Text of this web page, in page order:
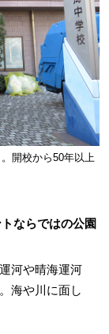
開校から50年以上
ならではの公園
河や晴海運河
海や川に面し